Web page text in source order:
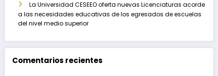
La Universidad CESEEO oferta nuevas Licenciaturas acorde
a las necesidades educativas de los egresados de escuelas
del nivel medio superior
Comentarios recientes